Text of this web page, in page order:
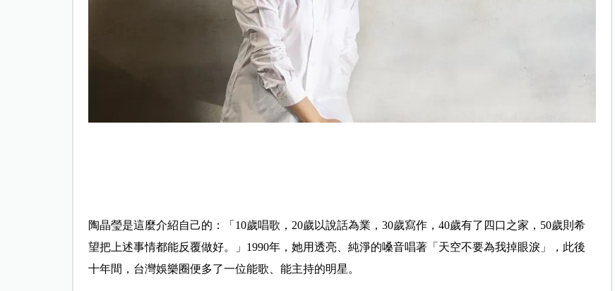
陶晶瑩是這麼介紹自己的：「10歲唱歌，20歲以說話為業，30歲寫作，40歲有了四口之家，50歲則希
望把上述事情都能反覆做好。」1990年，她用透亮、純淨的嗓音唱著「天空不要為我掉眼淚」，此後
十年間，台灣娛樂圈便多了一位能歌、能主持的明星。